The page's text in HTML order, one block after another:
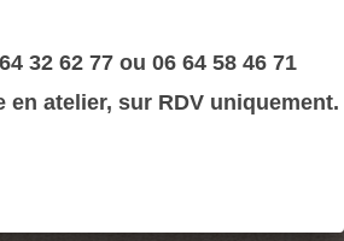
32 62 77 ou 06 64 58 46 71
en atelier, sur RDV uniquement.